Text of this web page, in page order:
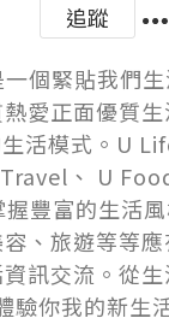
追蹤
個緊貼我們
愛正面優質
活模式。U
、 U
豐富的生活
、旅遊等等
訊交流。從
驗你我的新生